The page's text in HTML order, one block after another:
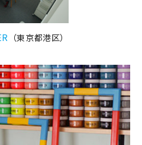
（東京都港区）